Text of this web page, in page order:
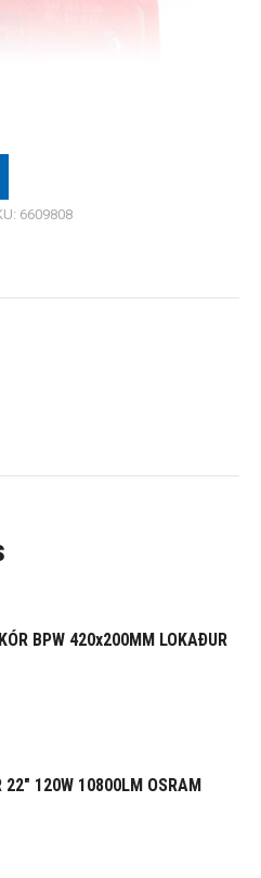
6609808
BPW 420x200MM LOKAÐUR
22" 120W 10800LM OSRAM